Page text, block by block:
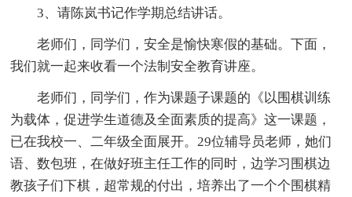
3、请陈岚书记作学期总结讲话。
老师们，同学们，安全是愉快寒假的基础。下面，
我们就一起来收看一个法制安全教育讲座。
老师们，同学们，作为课题子课题的《以围棋训练
为载体，促进学生道德及全面素质的提高》这一课题，
已在我校一、二年级全面展开。29位辅导员老师，她们
语、数包班，在做好班主任工作的同时，边学习围棋边
教孩子们下棋，超常规的付出，培养出了一个个围棋精